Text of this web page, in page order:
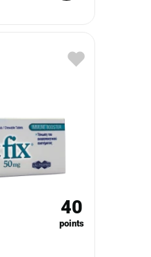
40
points